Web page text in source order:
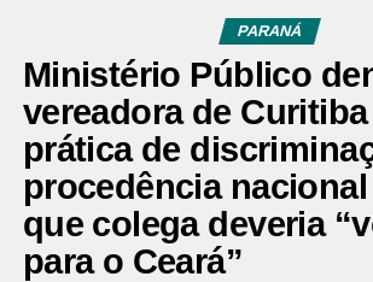
PARANÁ
Ministério Público
vereadora de
prática de
procedência
que colega deveria
para o Ceará”